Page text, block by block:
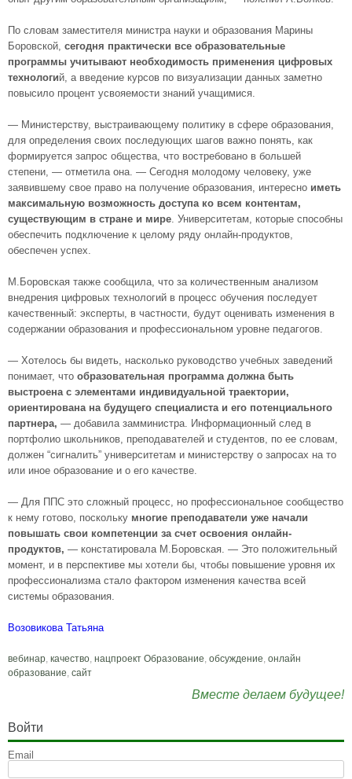
По словам заместителя министра науки и образования Марины
Боровской, сегодня практически все образовательные
программы учитывают необходимость применения цифровых
технологий, а введение курсов по визуализации данных заметно
повысило процент усвояемости знаний учащимися.
— Министерству, выстраивающему политику в сфере образования,
для определения своих последующих шагов важно понять, как
формируется запрос общества, что востребовано в большей
степени, — отметила она. — Сегодня молодому человеку, уже
заявившему свое право на получение образования, интересно иметь
максимальную возможность доступа ко всем контентам,
существующим в стране и мире. Университетам, которые способны
обеспечить подключение к целому ряду онлайн-продуктов,
обеспечен успех.
М.Боровская также сообщила, что за количественным анализом
внедрения цифровых технологий в процесс обучения последует
качественный: эксперты, в частности, будут оценивать изменения в
содержании образования и профессиональном уровне педагогов.
— Хотелось бы видеть, насколько руководство учебных заведений
понимает, что образовательная программа должна быть
выстроена с элементами индивидуальной траектории,
ориентирована на будущего специалиста и его потенциального
партнера, — добавила замминистра. Информационный след в
портфолио школьников, преподавателей и студентов, по ее словам,
должен “сигналить” университетам и министерству о запросах на то
или иное образование и о его качестве.
— Для ППС это сложный процесс, но профессиональное сообщество
к нему готово, поскольку многие преподаватели уже начали
повышать свои компетенции за счет освоения онлайн-
продуктов, — констатировала М.Боровская. — Это положительный
момент, и в перспективе мы хотели бы, чтобы повышение уровня их
профессионализма стало фактором изменения качества всей
системы образования.
Возовикова Татьяна
вебинар, качество, нацпроект Образование, обсуждение, онлайн
образование, сайт
Вместе делаем будущее!
Войти
Email